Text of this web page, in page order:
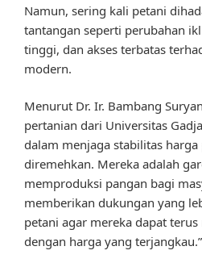
Namun, sering kali petani
tantangan seperti perubahan
tinggi, dan akses terbatas
modern.
Menurut Dr. Ir. Bambang
pertanian dari Universitas
dalam menjaga stabilitas
diremehkan. Mereka adalah
memproduksi pangan bagi
memberikan dukungan yang
petani agar mereka dapat
dengan harga yang terjangkau.”